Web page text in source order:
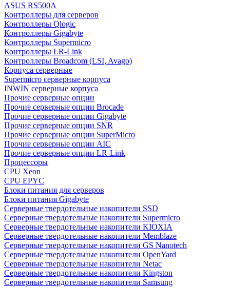
ASUS RS500A
Контроллеры для серверов
Контроллеры Qlogic
Контроллеры Gigabyte
Контроллеры Supermicro
Контроллеры LR-Link
Контроллеры Broadcom (LSI, Avago)
Корпуса серверные
Supermicro серверные корпуса
INWIN серверные корпуса
Прочие серверные опции
Прочие серверные опции Brocade
Прочие серверные опции Gigabyte
Прочие серверные опции SNR
Прочие серверные опции SuperMicro
Прочие серверные опции AIC
Прочие серверные опции LR-Link
Процессоры
CPU Xeon
CPU EPYC
Блоки питания для серверов
Блоки питания Gigabyte
Серверные твердотельные накопители SSD
Cерверные твердотельные накопители Supermicro
Cерверные твердотельные накопители KIOXIA
Cерверные твердотельные накопители Memblaze
Cерверные твердотельные накопители GS Nanotech
Серверные твердотельные накопители OpenYard
Серверные твердотельные накопители Netac
Cерверные твердотельные накопители Kingston
Cерверные твердотельные накопители Samsung